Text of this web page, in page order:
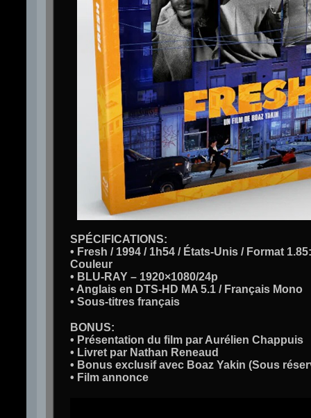
SPÉCIFICATIONS:
• Fresh / 1994 / 1h54 / États-Unis / Format
Couleur
• BLU-RAY – 1920×1080/24p
• Anglais en DTS-HD MA 5.1 / Français Mono
• Sous-titres français
BONUS:
• Présentation du film par Aurélien Chappuis
• Livret par Nathan Reneaud
• Bonus exclusif avec Boaz Yakin (Sous
• Film annonce